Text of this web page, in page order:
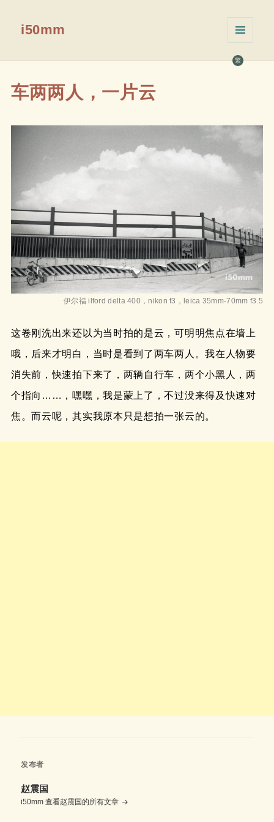
繁
i50mm
挂件
车两两人，一片云
伊尔福 ilford delta 400，nikon f3，leica 35mm-70mm f3.5
这卷刚洗出来还以为当时拍的是云，可明明焦点在墙上
哦，后来才明白，当时是看到了两车两人。我在人物要
消失前，快速拍下来了，两辆自行车，两个小黑人，两
个指向……，嘿嘿，我是蒙上了，不过没来得及快速对
焦。而云呢，其实我原本只是想拍一张云的。
发布者
赵震国
i50mm查看赵震国的所有文章